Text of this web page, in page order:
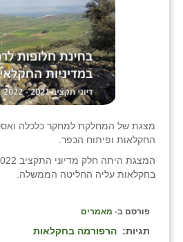
מצגת של המחלקת למחקר כלכלה
החקלאות ופיתוח הכפר.
בחקלאות עליה החליטה הממשלה.
פורסם ב- מאמרים
תגיות: הרפורמה בחקלאות
כפר סבא (אגרא)
כפר שמריהו
מישר
מכורה